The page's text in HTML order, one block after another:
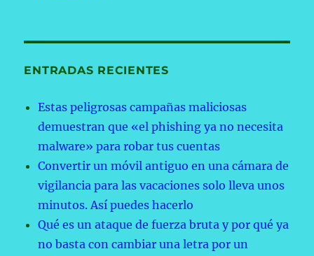
ENTRADAS RECIENTES
Estas peligrosas campañas maliciosas
demuestran que «el phishing ya no necesita
malware» para robar tus cuentas
Convertir un móvil antiguo en una cámara de
vigilancia para las vacaciones solo lleva unos
minutos. Así puedes hacerlo
Qué es un ataque de fuerza bruta y por qué ya
no basta con cambiar una letra por un